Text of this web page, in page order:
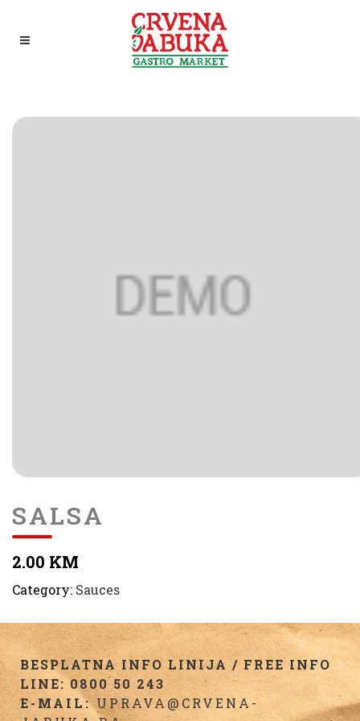
SALSA
2.00 KM
Category: Sauces
BESPLATNA INFO LINIJA / FREE INFO
LINE: 0800 50 243
E-MAIL:UPRAVA@CRVENA-